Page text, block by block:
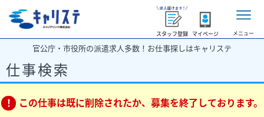
スタッフ登録 マイページ メニュー
官公庁・市役所の派遣求人多数！お仕事探しはキャリステ
仕事検索
この仕事は既に削除されたか、募集を終了しております。